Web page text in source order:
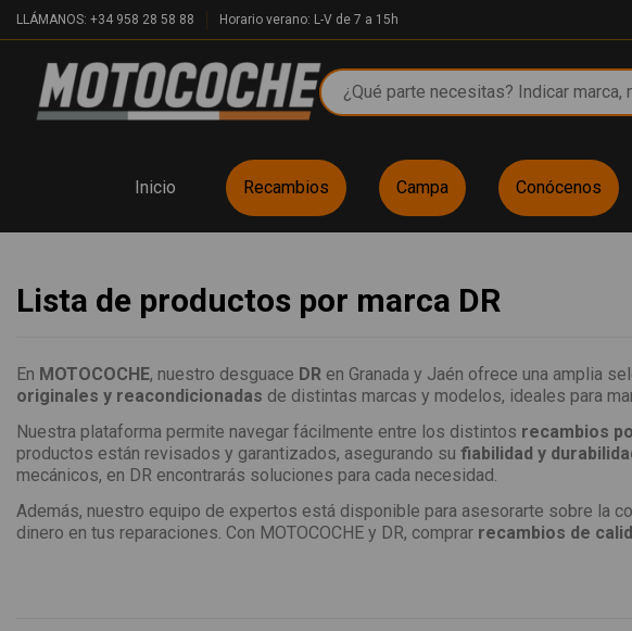
LLÁMANOS: +34 958 28 58 88 Horario verano: L-V de 7 a 15h
Inicio Recambios Campa Conócenos
Lista de productos por marca DR
En MOTOCOCHE, nuestro desguace DR en Granada y Jaén ofrece una amplia
originales y reacondicionadas de distintas marcas y modelos, ideales para
Nuestra plataforma permite navegar fácilmente entre los distintos recambios
productos están revisados y garantizados, asegurando su fiabilidad y
mecánicos, en DR encontrarás soluciones para cada necesidad.
Además, nuestro equipo de expertos está disponible para asesorarte sobre la
dinero en tus reparaciones. Con MOTOCOCHE y DR, comprar recambios de